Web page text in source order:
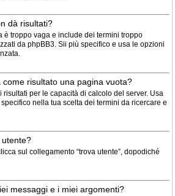
dà risultati?
è troppo vaga e include dei termini troppo
da phpBB3. Sii più specifico e usa le opzioni
risultato una pagina vuota?
risultati per le capacità di calcolo del server. Usa
nella tua scelta dei termini da ricercare e
sul collegamento “trova utente”, dopodiché
messaggi e i miei argomenti?